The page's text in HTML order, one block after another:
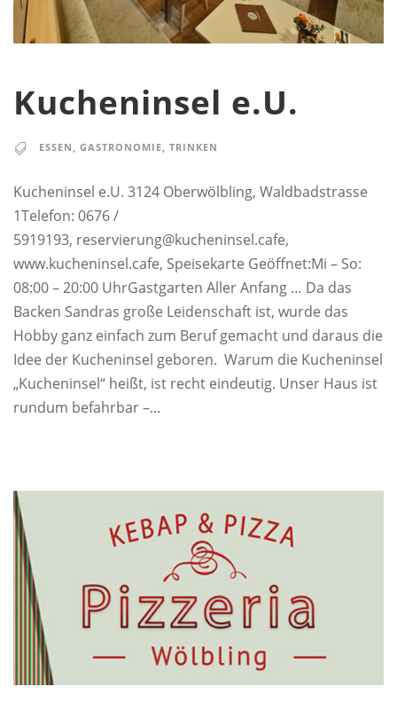
Kucheninsel e.U.
ESSEN , GASTRONOMIE, TRINKEN
Kucheninsel e.U. 3124 Oberwölbling, Waldbadstrasse
1Telefon: 0676 /
5919193, reservierung@kucheninsel.cafe,
www.kucheninsel.cafe, Speisekarte Geöffnet:Mi – So:
08:00 – 20:00 UhrGastgarten Aller Anfang … Da das
Backen Sandras große Leidenschaft ist, wurde das
Hobby ganz einfach zum Beruf gemacht und daraus die
Idee der Kucheninsel geboren. Warum die Kucheninsel
„Kucheninsel“ heißt, ist recht eindeutig. Unser Haus ist
rundum befahrbar –...